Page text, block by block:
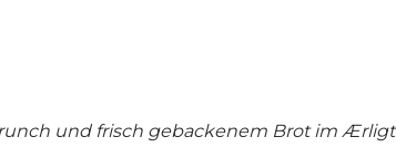
und frisch gebackenem Brot im Ærligt